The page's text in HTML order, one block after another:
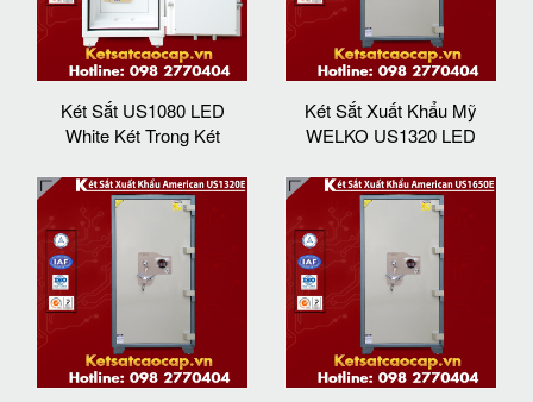
Két Sắt US1080 LED
White Két Trong Két
Két Sắt Xuất Khẩu Mỹ
WELKO US1320 LED